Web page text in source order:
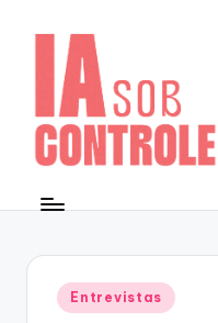
Posted
in
Entrevistas